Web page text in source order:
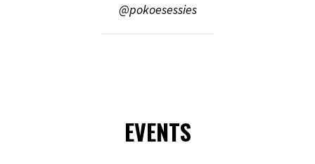
@pokoesessies
EVENTS